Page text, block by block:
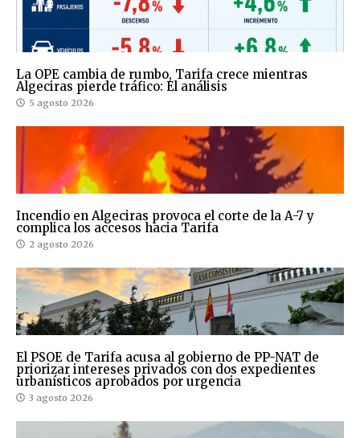
La OPE cambia de rumbo, Tarifa crece mientras
Algeciras pierde tráfico: El análisis
5 agosto 2026
Incendio en Algeciras provoca el corte de la A-7 y
complica los accesos hacia Tarifa
2 agosto 2026
El PSOE de Tarifa acusa al gobierno de PP-NAT de
priorizar intereses privados con dos expedientes
urbanísticos aprobados por urgencia
3 agosto 2026